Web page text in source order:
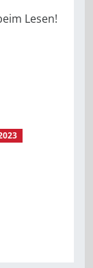
Lesen!